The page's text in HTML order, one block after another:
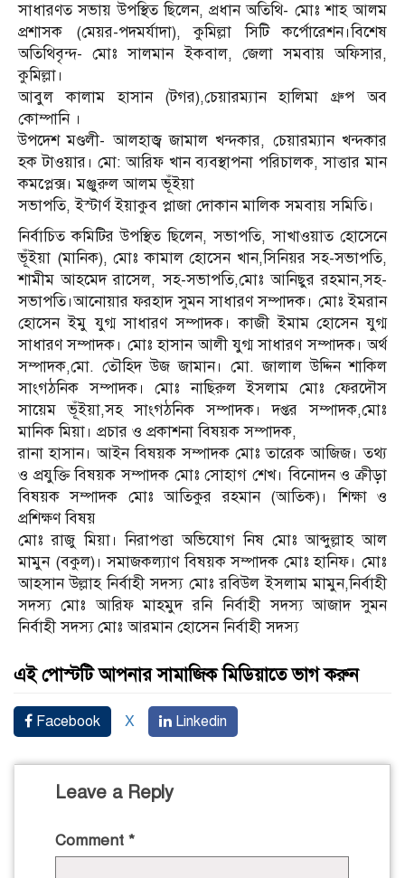
সাধারণত সভায় উপস্থিত ছিলেন, প্রধান অতিথি- মোঃ শাহ আলম
প্রশাসক (মেয়র-পদমর্যাদা), কুমিল্লা সিটি কর্পোরেশন।বিশেষ
অতিথিবৃন্দ- মোঃ সালমান ইকবাল, জেলা সমবায় অফিসার,
কুমিল্লা।
আবুল কালাম হাসান (টগর),চেয়ারম্যান হালিমা গ্রুপ অব
কোম্পানি ।
উপদেশ মণ্ডলী- আলহাজ্ব জামাল খন্দকার, চেয়ারম্যান খন্দকার
হক টাওয়ার। মো: আরিফ খান ব্যবস্থাপনা পরিচালক, সাত্তার মান
কমপ্লেক্স। মঞ্জুরুল আলম ভূঁইয়া
সভাপতি, ইস্টার্ণ ইয়াকুব প্লাজা দোকান মালিক সমবায় সমিতি।
নির্বাচিত কমিটির উপস্থিত ছিলেন, সভাপতি, সাখাওয়াত হোসেনে
ভূঁইয়া (মানিক), মোঃ কামাল হোসেন খান,সিনিয়র সহ-সভাপতি,
শামীম আহমেদ রাসেল, সহ-সভাপতি,মোঃ আনিছুর রহমান,সহ-
সভাপতি।আনোয়ার ফরহাদ সুমন সাধারণ সম্পাদক। মোঃ ইমরান
হোসেন ইমু যুগ্ম সাধারণ সম্পাদক। কাজী ইমাম হোসেন যুগ্ম
সাধারণ সম্পাদক। মোঃ হাসান আলী যুগ্ম সাধারণ সম্পাদক। অর্থ
সম্পাদক,মো. তৌহিদ উজ জামান। মো. জালাল উদ্দিন শাকিল
সাংগঠনিক সম্পাদক। মোঃ নাছিরুল ইসলাম মোঃ ফেরদৌস
সায়েম ভূঁইয়া,সহ সাংগঠনিক সম্পাদক। দপ্তর সম্পাদক,মোঃ
মানিক মিয়া। প্রচার ও প্রকাশনা বিষয়ক সম্পাদক,
রানা হাসান। আইন বিষয়ক সম্পাদক মোঃ তারেক আজিজ। তথ্য
ও প্রযুক্তি বিষয়ক সম্পাদক মোঃ সোহাগ শেখ। বিনোদন ও ক্রীড়া
বিষয়ক সম্পাদক মোঃ আতিকুর রহমান (আতিক)। শিক্ষা ও
প্রশিক্ষণ বিষয়
মোঃ রাজু মিয়া। নিরাপত্তা অভিযোগ নিষ মোঃ আব্দুল্লাহ আল
মামুন (বকুল)। সমাজকল্যাণ বিষয়ক সম্পাদক মোঃ হানিফ। মোঃ
আহসান উল্লাহ নির্বাহী সদস্য মোঃ রবিউল ইসলাম মামুন,নির্বাহী
সদস্য মোঃ আরিফ মাহমুদ রনি নির্বাহী সদস্য আজাদ সুমন
নির্বাহী সদস্য মোঃ আরমান হোসেন নির্বাহী সদস্য
এই পোস্টটি আপনার সামাজিক মিডিয়াতে ভাগ করুন
Facebook X Linkedin
Leave a Reply
Comment *